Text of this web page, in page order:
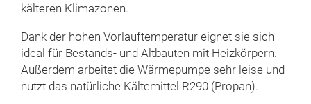
kälteren Klimazonen.
Dank der hohen Vorlauftemperatur eignet sie sich
ideal für Bestands- und Altbauten mit Heizkörpern.
Außerdem arbeitet die Wärmepumpe sehr leise und
nutzt das natürliche Kältemittel R290 (Propan).